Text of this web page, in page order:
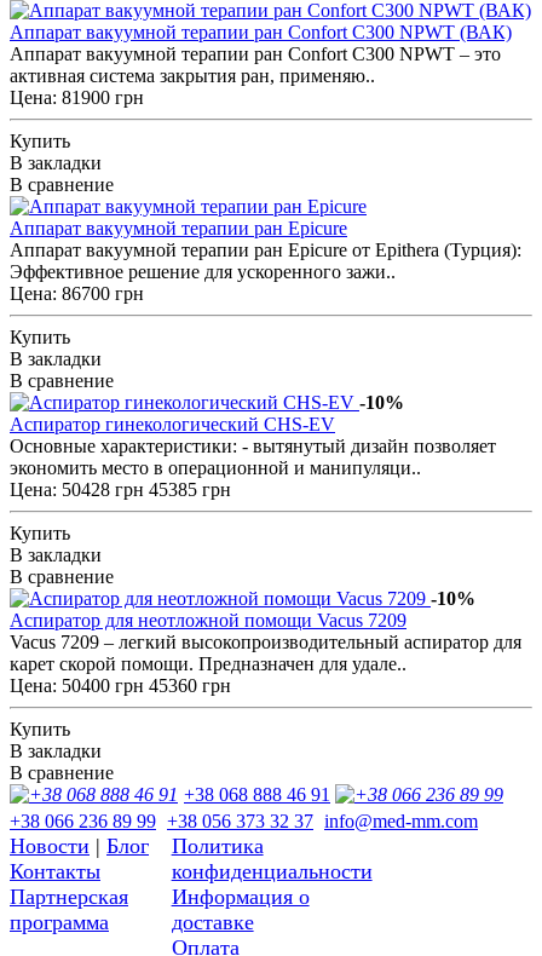
Аппарат вакуумной терапии ран Confort C300 NPWT (ВАК)
Аппарат вакуумной терапии ран Confort C300 NPWT – это
активная система закрытия ран, применяю..
Цена: 81900 грн
Купить
В закладки
В сравнение
Аппарат вакуумной терапии ран Epicure
Аппарат вакуумной терапии ран Epicure от Epithera (Турция):
Эффективное решение для ускоренного зажи..
Цена: 86700 грн
Купить
В закладки
В сравнение
-10%
Аспиратор гинекологический СHS-EV
Основные характеристики: - вытянутый дизайн позволяет
экономить место в операционной и манипуляци..
Цена: 50428 грн 45385 грн
Купить
В закладки
В сравнение
-10%
Аспиратор для неотложной помощи Vacus 7209
Vacus 7209 – легкий высокопроизводительный аспиратор для
карет скорой помощи. Предназначен для удале..
Цена: 50400 грн 45360 грн
Купить
В закладки
В сравнение
+38 068 888 46 91
+38 066 236 89 99 +38 056 373 32 37 info@med-mm.com
Новости | Блог
Контакты
Партнерская
программа
Политика
конфиденциальности
Информация о
доставке
Оплата